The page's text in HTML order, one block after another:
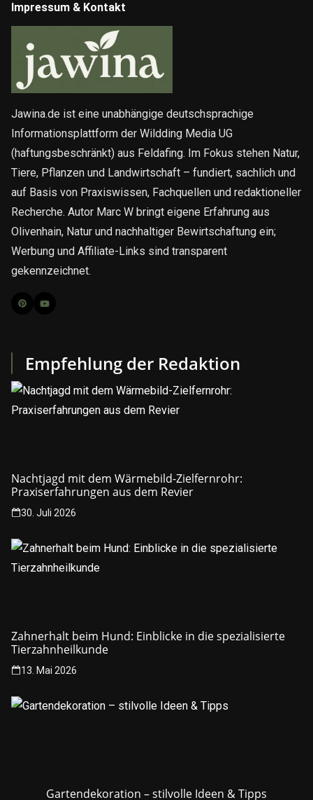
Impressum & Kontakt
Jawina.de ist eine unabhängige deutschsprachige
Informationsplattform der Wildding Media UG
(haftungsbeschränkt) aus Feldafing. Im Fokus stehen Natur,
Tiere, Pflanzen und Landwirtschaft – fundiert, sachlich und
auf Basis von Praxiswissen, Fachquellen und redaktioneller
Recherche. Autor Marc W bringt eigene Erfahrung aus
Olivenhain, Natur und nachhaltiger Bewirtschaftung ein;
Werbung und Affiliate-Links sind transparent
gekennzeichnet.
Empfehlung der Redaktion
Nachtjagd mit dem Wärmebild-Zielfernrohr:
Praxiserfahrungen aus dem Revier
30. Juli 2026
Zahnerhalt beim Hund: Einblicke in die spezialisierte
Tierzahnheilkunde
13. Mai 2026
Gartendekoration – stilvolle Ideen & Tipps